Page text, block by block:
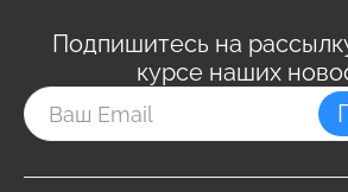
Подпишитесь на
курсе наших